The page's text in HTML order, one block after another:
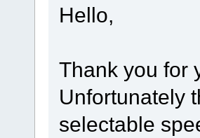
Hello,
Thank you for
Unfortunately
selectable